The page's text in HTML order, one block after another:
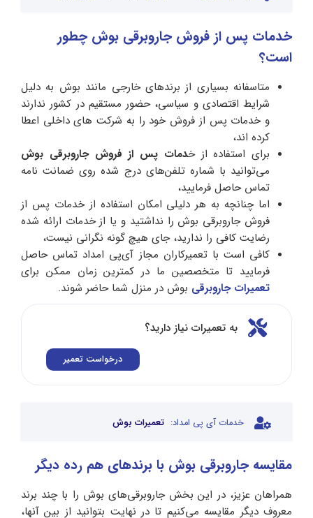
خدمات پس از فروش جاروبرقی بوش چطور
است؟
متاسفانه بسیاری از برندهای خارجی مانند بوش به دلیل
شرایط اقتصادی و سیاسی، حضور مستقیم در کشور ندارند
و خدمات پس از فروش خود را به شرکت های داخلی اعطا
کرده اند،
برای استفاده از خدمات پس از فروش جاروبرقی بوش
می‌توانید با شماره تلفن‌های درج شده روی ضمانت نامه
تماس حاصل فرمایید،
اما چنانچه به هر دلیلی امکان استفاده از خدمات پس از
فروش جاروبرقی بوش را نداشتید و یا از خدمات ارائه شده
رضایت کافی را ندارید، جای هیچ گونه نگرانی نیست،
کافی است با تعمیرکاران مجاز آی‌پی امداد تماس حاصل
فرمایید تا متخصصین ما در کمترین زمان ممکن برای
تعمیرات جاروبرقی بوش در منزل شما حاضر شوند.
به تعمیرات نیاز دارید؟
درخواست تعمیر
خدمات آی پی امداد: تعمیرات بوش
مقایسه جاروبرقی بوش با برندهای هم رده دیگر
همراهان عزیز، در این بخش جاروبرقی‌های بوش را با چند برند
معروف دیگر مقایسه می‌کنیم تا در نهایت بتوانید از بین آنها،